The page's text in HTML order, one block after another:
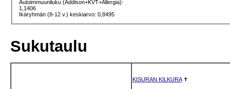
Autoimmuuniluku (Addison+KVT+Allergia):
1,1406
Ikäryhmän (8-12 v.) keskiarvo: 0,8495
Sukutaulu
KISURAN KILKURA✝